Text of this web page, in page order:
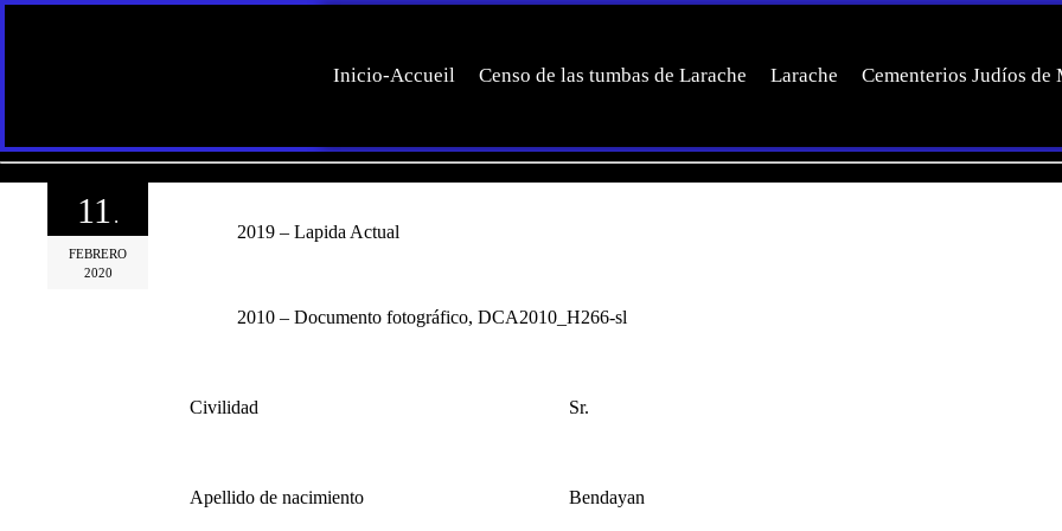
Inicio-Accueil Censo de las tumbas de Larache Larache Cementerios Judíos de
11 .
FEBRERO
2020
2019 – Lapida Actual
2010 – Documento fotográfico, DCA2010_H266-sl
Civilidad Sr.
Apellido de nacimiento Bendayan